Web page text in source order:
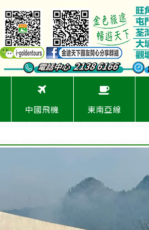
中國飛機 東南亞線